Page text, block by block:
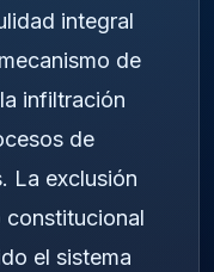
integral
de
infiltración
de
La exclusión
constitucional
el sistema